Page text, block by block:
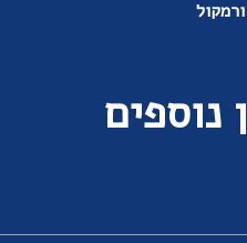
נוספים